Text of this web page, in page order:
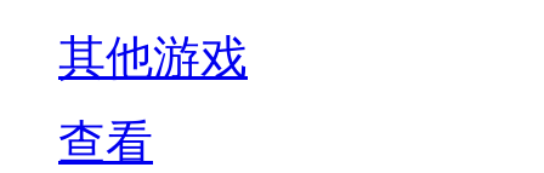
其他游戏
查看